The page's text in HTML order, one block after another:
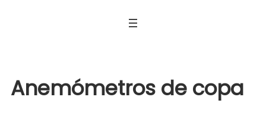
Anemómetros de copa